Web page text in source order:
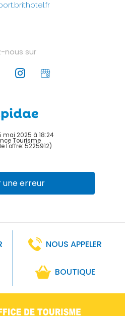
nous sur
mai 2025 à 18:24
Tourisme
l'offre: 5225912)
une erreur
NOUS APPELER
BOUTIQUE